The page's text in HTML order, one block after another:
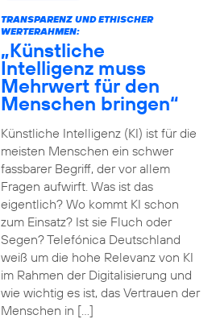
TRANSPARENZ UND ETHISCHER
WERTERAHMEN:
„Künstliche
Intelligenz muss
Mehrwert für den
Menschen bringen“
Künstliche Intelligenz (KI) ist für die
meisten Menschen ein schwer
fassbarer Begriff, der vor allem
Fragen aufwirft. Was ist das
eigentlich? Wo kommt KI schon
zum Einsatz? Ist sie Fluch oder
Segen? Telefónica Deutschland
weiß um die hohe Relevanz von KI
im Rahmen der Digitalisierung und
wie wichtig es ist, das Vertrauen der
Menschen in […]